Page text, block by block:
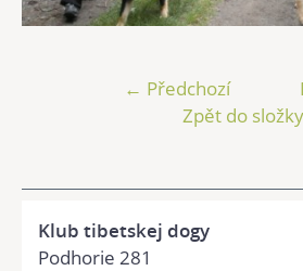
← Předchozí
Zpět do složky
Klub tibetskej dogy
Podhorie 281